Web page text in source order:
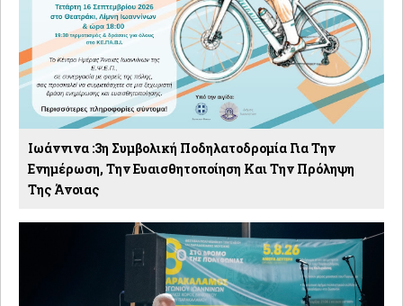
Ιωάννινα :3η Συμβολική Ποδηλατοδρομία Για Την
Ενημέρωση, Την Ευαισθητοποίηση Και Την Πρόληψη
Της Άνοιας